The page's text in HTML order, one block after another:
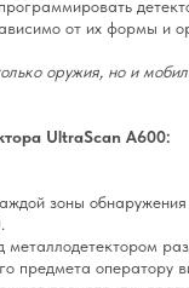
от их формы и
оружия, но и
UltraScan A600:
зоны
металлодетектором
предмета оператору